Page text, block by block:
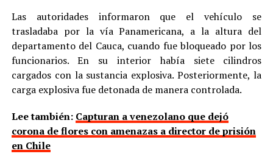
Las autoridades informaron que el vehículo se
trasladaba por la vía Panamericana, a la altura del
departamento del Cauca, cuando fue bloqueado por los
funcionarios. En su interior había siete cilindros
cargados con la sustancia explosiva. Posteriormente, la
carga explosiva fue detonada de manera controlada.
Lee también: Capturan a venezolano que dejó
corona de flores con amenazas a director de prisión
en Chile